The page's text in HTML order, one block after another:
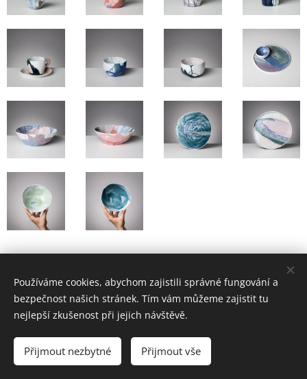
© 2023 Všechna práva vyhrazena
Vytvořeno službou
Cookies
Používáme cookies, abychom zajistili správné fungování a
bezpečnost našich stránek. Tím vám můžeme zajistit tu
nejlepší zkušenost při jejich návštěvě.
Přijmout nezbytné Přijmout vše